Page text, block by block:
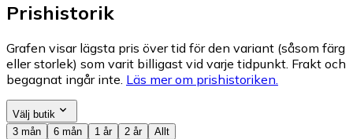
Prishistorik
Grafen visar lägsta pris över tid för den variant (såsom färg
eller storlek) som varit billigast vid varje tidpunkt. Frakt och
begagnat ingår inte. Läs mer om prishistoriken.
Välj butik
3 mån
6 mån 1 år 2 år Allt